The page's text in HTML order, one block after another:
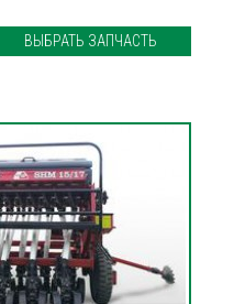
ВЫБРАТЬ ЗАПЧАСТЬ